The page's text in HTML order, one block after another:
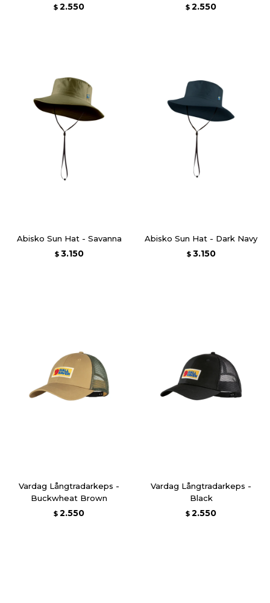
$ 2.550 $ 2.550
Abisko Sun Hat - Savanna
$ 3.150
Abisko Sun Hat - Dark Navy
$ 3.150
Vardag Långtradarkeps -
Buckwheat Brown
$ 2.550
Vardag Långtradarkeps -
Black
$ 2.550